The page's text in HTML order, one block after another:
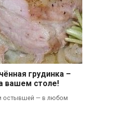
грудинка –
вашем столе!
остывшей — в любом